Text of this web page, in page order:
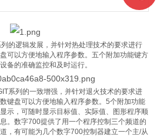
的逻辑发展，并针对热处理技术的要求进行
可以方便地输入程序参数。五个附加功能键方
备的准确监控和及时运行。
系列的一致增强，并针对退火技术的要求进
键盘可以方便地输入程序参数。5个附加功能
示，可随时显示目标值、实际值、图形程序顺
。数字700提供了用一个程序控制三个频道的
，有可能为几个数字700控制器建立一个主/从